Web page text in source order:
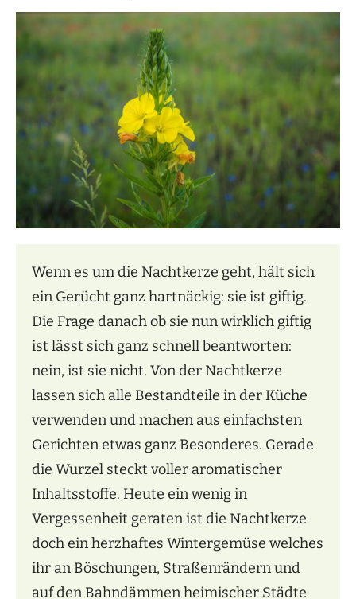
Wenn es um die Nachtkerze geht, hält sich
ein Gerücht ganz hartnäckig: sie ist giftig.
Die Frage danach ob sie nun wirklich giftig
ist lässt sich ganz schnell beantworten:
nein, ist sie nicht. Von der Nachtkerze
lassen sich alle Bestandteile in der Küche
verwenden und machen aus einfachsten
Gerichten etwas ganz Besonderes. Gerade
die Wurzel steckt voller aromatischer
Inhaltsstoffe. Heute ein wenig in
Vergessenheit geraten ist die Nachtkerze
doch ein herzhaftes Wintergemüse welches
ihr an Böschungen, Straßenrändern und
auf den Bahndämmen heimischer Städte